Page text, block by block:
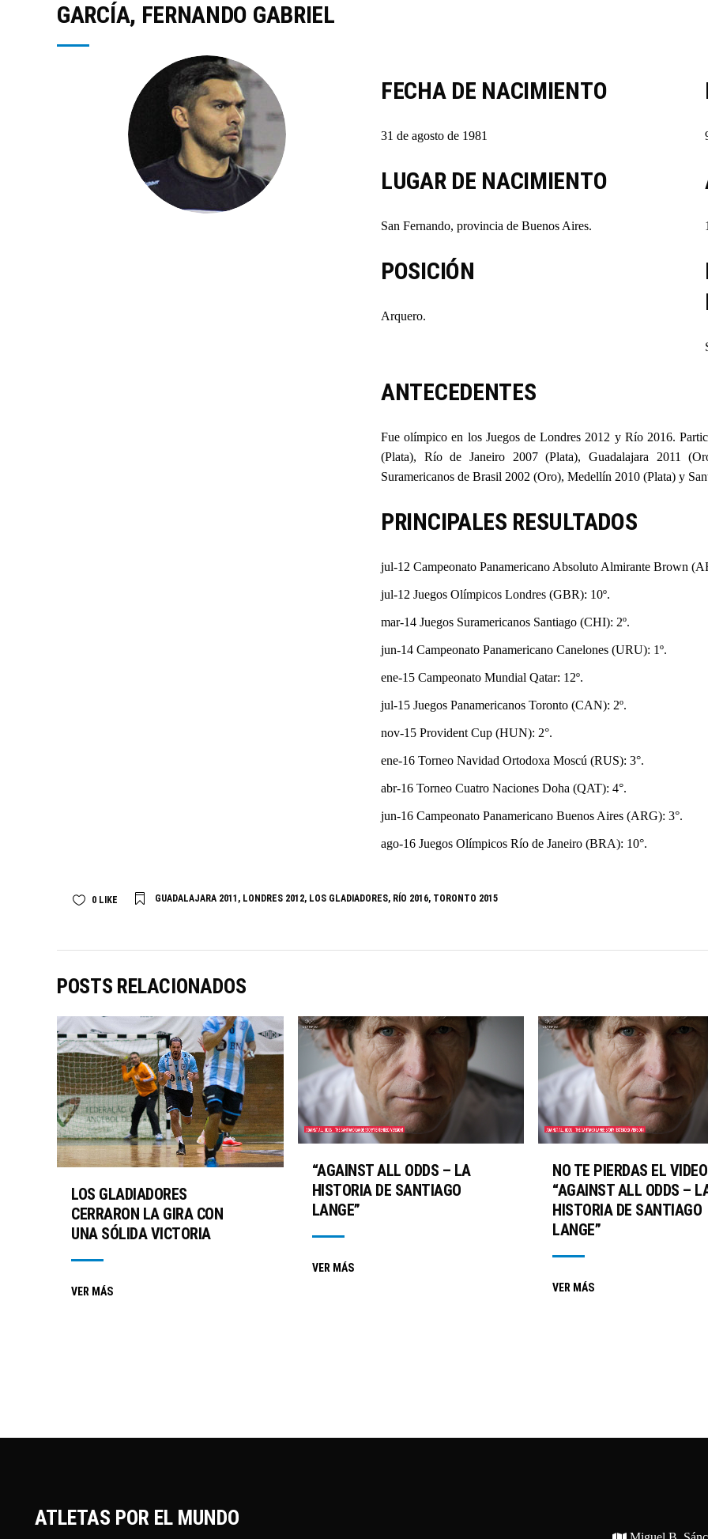
GARCÍA, FERNANDO GABRIEL
FECHA DE NACIMIENTO
31 de agosto de 1981
LUGAR DE NACIMIENTO
San Fernando, provincia de Buenos Aires.
POSICIÓN
Arquero.
ANTECEDENTES
Fue olímpico en los Juegos de Londres 2012 y Río 2016.
(Plata), Río de Janeiro 2007 (Plata), Guadalajara 2011
Suramericanos de Brasil 2002 (Oro), Medellín 2010 (Plata) y
PRINCIPALES RESULTADOS
jul-12 Campeonato Panamericano Absoluto Almirante Brown
jul-12 Juegos Olímpicos Londres (GBR): 10º.
mar-14 Juegos Suramericanos Santiago (CHI): 2º.
jun-14 Campeonato Panamericano Canelones (URU): 1º.
ene-15 Campeonato Mundial Qatar: 12º.
jul-15 Juegos Panamericanos Toronto (CAN): 2º.
nov-15 Provident Cup (HUN): 2°.
ene-16 Torneo Navidad Ortodoxa Moscú (RUS): 3°.
abr-16 Torneo Cuatro Naciones Doha (QAT): 4°.
jun-16 Campeonato Panamericano Buenos Aires (ARG): 3°.
ago-16 Juegos Olímpicos Río de Janeiro (BRA): 10°.
0 LIKE GUADALAJARA 2011 , LONDRES 2012, LOS GLADIADORES, RÍO 2016, TORONTO 2015
POSTS RELACIONADOS
LOS GLADIADORES
CERRARON LA GIRA CON
UNA SÓLIDA VICTORIA
VER MÁS
“AGAINST ALL ODDS – LA
HISTORIA DE SANTIAGO
LANGE”
VER MÁS
NO TE PIERDAS EL VIDEO
“AGAINST ALL ODDS –
HISTORIA DE SANTIAGO
LANGE”
VER MÁS
ATLETAS POR EL MUNDO